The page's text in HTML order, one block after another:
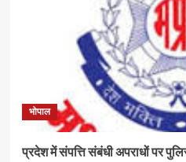
भोपाल
प्रदेश में संपत्ति संबंधी अपराधों पर